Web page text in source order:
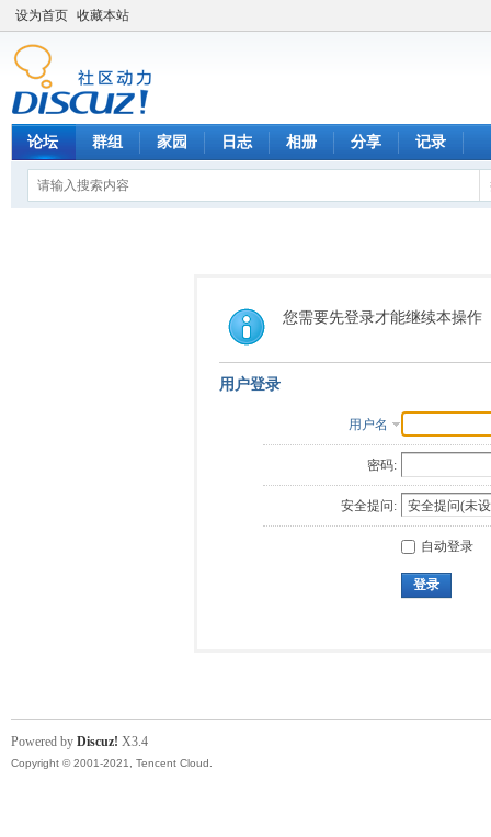
设为首页 收藏本站
论坛 群组 家园 日志 相册 分享 记录
您需要先登录才能继续本操作
用户登录
用户名
密码:
安全提问:
自动登录
登录
Powered by Discuz! X3.4
Copyright © 2001-2021, Tencent Cloud.